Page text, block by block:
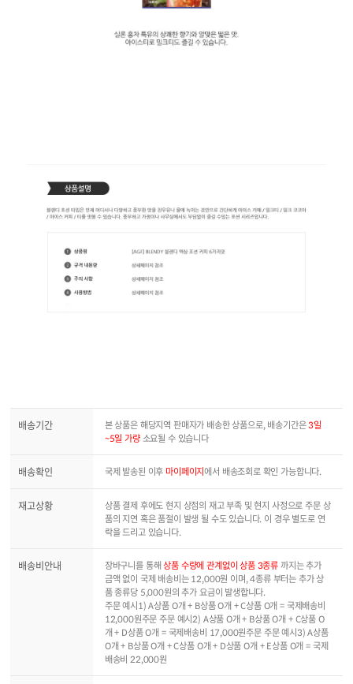
배송기간 본 상품은 해당지역 판매자가 배송한 상품으로, 배송기간은3일
~5일 가량소요될 수 있습니다
배송확인 국제 발송된 이후 마이페이지에서 배송조회로 확인 가능합니다.
재고상황
상품 결제 후에도 현지 상점의 재고 부족 및 현지 사정으로 주문 상
품의 지연 혹은 품절이 발생 될 수도 있습니다. 이 경우 별도로 연
락을 드리고 있습니다.
배송비안내 장바구니를 통해상품 수량에 관계없이 상품 3종류 까지는 추가
금액 없이 국제 배송비는 12,000원 이며, 4종류 부터는 추가 상
품 종류당 5,000원의 추가 요금이 발생합니다.
주문 예시1) A상품 O개 + B상품 O개 + C상품 O개 = 국제배송비
12,000원주문 주문 예시2) A상품 O개 + B상품 O개 + C상품 O
개 + D상품 O개 = 국제배송비 17,000원주문 주문 예시3) A상품
O개 + B상품 O개 + C상품 O개 + D상품 O개 + E상품 O개 = 국제
배송비 22,000원